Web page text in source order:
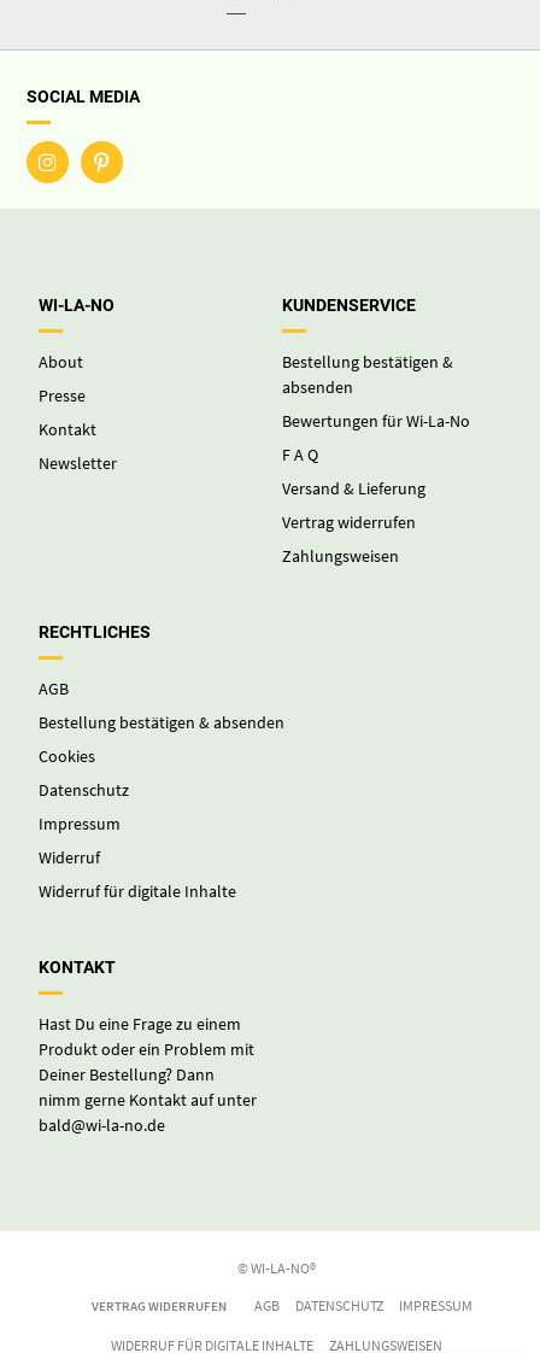
SOCIAL MEDIA
WI-LA-NO
About
Presse
Kontakt
Newsletter
KUNDENSERVICE
Bestellung bestätigen &
absenden
Bewertungen für Wi-La-No
F A Q
Versand & Lieferung
Vertrag widerrufen
Zahlungsweisen
RECHTLICHES
AGB
Bestellung bestätigen & absenden
Cookies
Datenschutz
Impressum
Widerruf
Widerruf für digitale Inhalte
KONTAKT
Hast Du eine Frage zu einem
Produkt oder ein Problem mit
Deiner Bestellung? Dann
nimm gerne Kontakt auf unter
bald@wi-la-no.de
© WI-LA-NO®
VERTRAG WIDERRUFEN AGB DATENSCHUTZ IMPRESSUM
WIDERRUF FÜR DIGITALE INHALTE ZAHLUNGSWEISEN